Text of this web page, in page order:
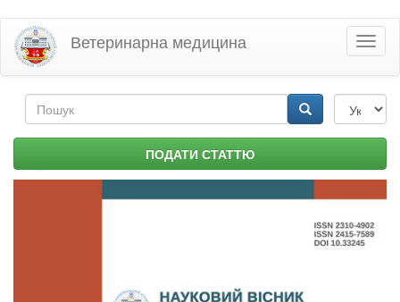
Перейти
основного
матеріалу
Ветеринарна медицина
Пошукова
форма ПОДАТИ СТАТТЮ